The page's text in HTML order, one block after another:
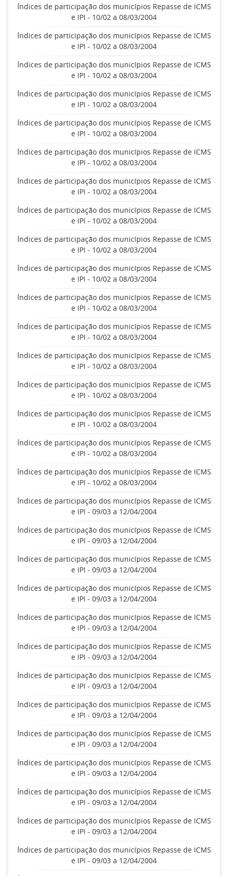
Índices de participação dos municípios Repasse de ICMS
e IPI - 10/02 a 08/03/2004
Índices de participação dos municípios Repasse de ICMS
e IPI - 10/02 a 08/03/2004
Índices de participação dos municípios Repasse de ICMS
e IPI - 10/02 a 08/03/2004
Índices de participação dos municípios Repasse de ICMS
e IPI - 10/02 a 08/03/2004
Índices de participação dos municípios Repasse de ICMS
e IPI - 10/02 a 08/03/2004
Índices de participação dos municípios Repasse de ICMS
e IPI - 10/02 a 08/03/2004
Índices de participação dos municípios Repasse de ICMS
e IPI - 10/02 a 08/03/2004
Índices de participação dos municípios Repasse de ICMS
e IPI - 10/02 a 08/03/2004
Índices de participação dos municípios Repasse de ICMS
e IPI - 10/02 a 08/03/2004
Índices de participação dos municípios Repasse de ICMS
e IPI - 10/02 a 08/03/2004
Índices de participação dos municípios Repasse de ICMS
e IPI - 10/02 a 08/03/2004
Índices de participação dos municípios Repasse de ICMS
e IPI - 10/02 a 08/03/2004
Índices de participação dos municípios Repasse de ICMS
e IPI - 10/02 a 08/03/2004
Índices de participação dos municípios Repasse de ICMS
e IPI - 10/02 a 08/03/2004
Índices de participação dos municípios Repasse de ICMS
e IPI - 10/02 a 08/03/2004
Índices de participação dos municípios Repasse de ICMS
e IPI - 10/02 a 08/03/2004
Índices de participação dos municípios Repasse de ICMS
e IPI - 10/02 a 08/03/2004
Índices de participação dos municípios Repasse de ICMS
e IPI - 09/03 a 12/04/2004
Índices de participação dos municípios Repasse de ICMS
e IPI - 09/03 a 12/04/2004
Índices de participação dos municípios Repasse de ICMS
e IPI - 09/03 a 12/04/2004
Índices de participação dos municípios Repasse de ICMS
e IPI - 09/03 a 12/04/2004
Índices de participação dos municípios Repasse de ICMS
e IPI - 09/03 a 12/04/2004
Índices de participação dos municípios Repasse de ICMS
e IPI - 09/03 a 12/04/2004
Índices de participação dos municípios Repasse de ICMS
e IPI - 09/03 a 12/04/2004
Índices de participação dos municípios Repasse de ICMS
e IPI - 09/03 a 12/04/2004
Índices de participação dos municípios Repasse de ICMS
e IPI - 09/03 a 12/04/2004
Índices de participação dos municípios Repasse de ICMS
e IPI - 09/03 a 12/04/2004
Índices de participação dos municípios Repasse de ICMS
e IPI - 09/03 a 12/04/2004
Índices de participação dos municípios Repasse de ICMS
e IPI - 09/03 a 12/04/2004
Índices de participação dos municípios Repasse de ICMS
e IPI - 09/03 a 12/04/2004